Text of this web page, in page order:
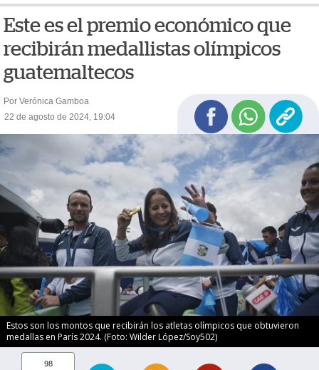
Este es el premio económico que
recibirán medallistas olímpicos
guatemaltecos
Por Verónica Gamboa
22 de agosto de 2024, 19:04
Estos son los montos que recibirán los atletas olímpicos que obtuvieron
medallas en París 2024. (Foto: Wilder López/Soy502)
98